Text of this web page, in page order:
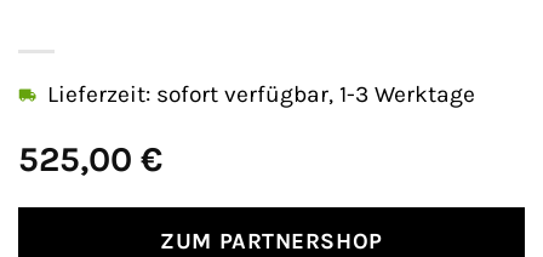
525,00 €
Lieferzeit: sofort verfügbar, 1-3 Werktage
ZUM PARTNERSHOP